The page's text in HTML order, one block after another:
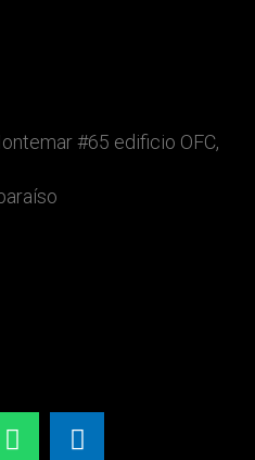
WhatsappFacebook-
messenger
#65 edificio OFC,